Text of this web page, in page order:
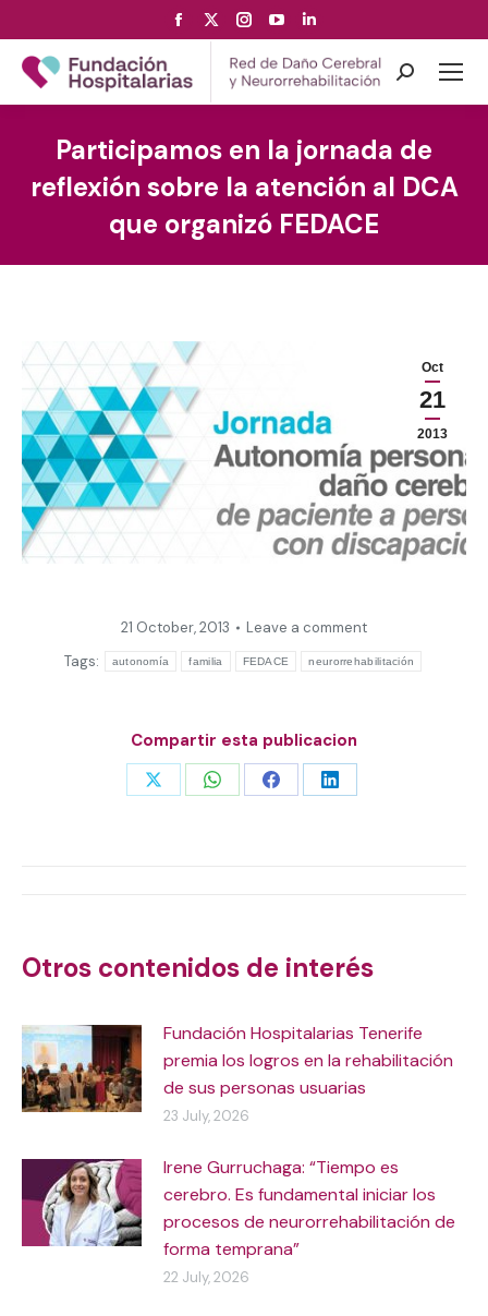
Facebook
page
opens
in
window
page
opens
in
window
Instagram
page
opens
in
window
YouTube
page
opens
in
window
page
opens
in
window
Search:
Participamos en la jornada de
reflexión sobre la atención al DCA
que organizó FEDACE
Oct
21
2013
21 October, 2013
Leave a comment
Tags:
autonomía familia FEDACE neurorrehabilitación
Compartir esta publicacion
Share Share Share Share
Otros contenidos de interés
Fundación Hospitalarias Tenerife
premia los logros en la rehabilitación
de sus personas usuarias
23 July, 2026
Irene Gurruchaga: “Tiempo es
cerebro. Es fundamental iniciar los
procesos de neurorrehabilitación de
forma temprana”
22 July, 2026